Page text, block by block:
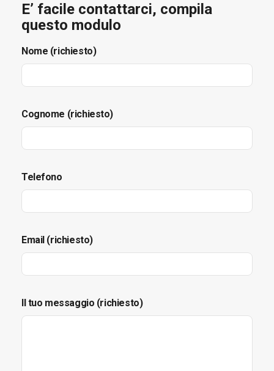
E’ facile contattarci, compila
questo modulo
Nome (richiesto)
Cognome (richiesto)
Telefono
Email (richiesto)
Il tuo messaggio (richiesto)